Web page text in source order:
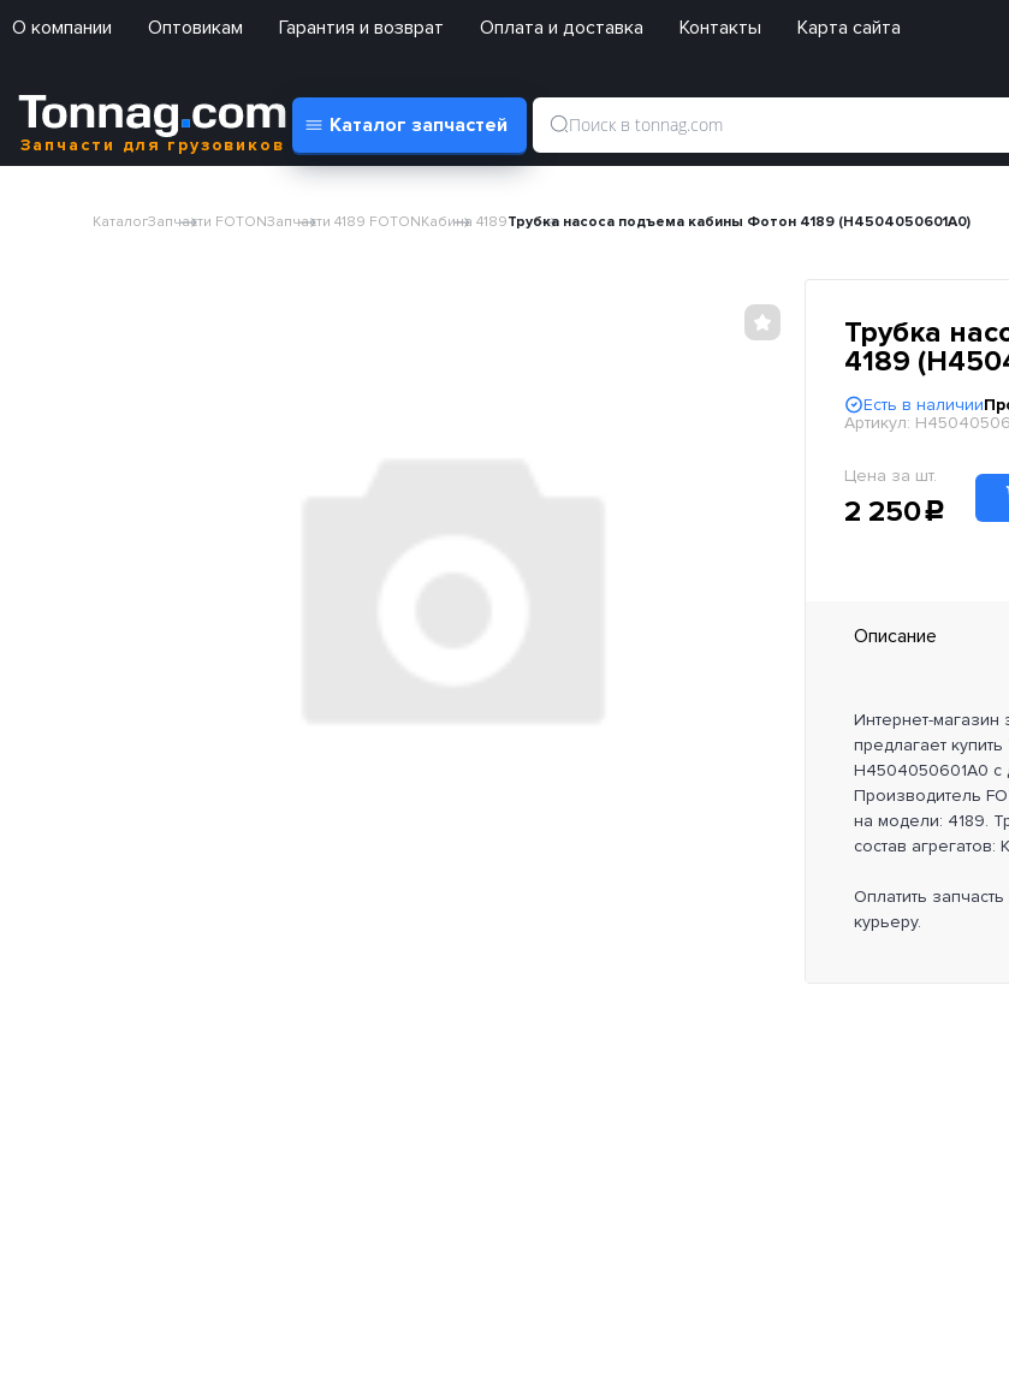
О компании Оптовикам Гарантия и возврат Оплата и доставка Контакты Карта сайта
Запчасти для грузовиков
Каталог запчастей
КаталогЗапчасти FOTONЗапчасти 4189 FOTONКабина 4189Трубка насоса подъема кабины Фотон 4189 (H4504050601A0)
Трубка
4189
Есть в наличии
Артикул:
Цена за шт.
2 250c
Описание
Интернет-
предлагает
H4504050601A0 с
Производитель
на модели: 4189.
состав агрегатов:
Оплатить
курьеру.